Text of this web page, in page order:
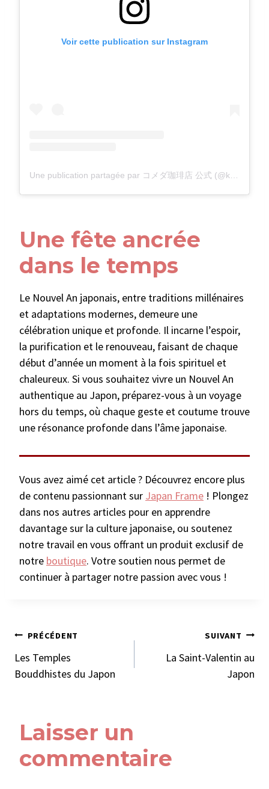
Voir cette publication sur Instagram
Une fête ancrée
dans le temps
Le Nouvel An japonais, entre traditions millénaires
et adaptations modernes, demeure une
célébration unique et profonde. Il incarne l’espoir,
la purification et le renouveau, faisant de chaque
début d’année un moment à la fois spirituel et
chaleureux. Si vous souhaitez vivre un Nouvel An
authentique au Japon, préparez-vous à un voyage
hors du temps, où chaque geste et coutume trouve
une résonance profonde dans l’âme japonaise.
Vous avez aimé cet article ? Découvrez encore plus
de contenu passionnant sur Japan Frame ! Plongez
dans nos autres articles pour en apprendre
davantage sur la culture japonaise, ou soutenez
notre travail en vous offrant un produit exclusif de
notre boutique. Votre soutien nous permet de
continuer à partager notre passion avec vous !
Navigation
de
PRÉCÉDENT
Les Temples
Bouddhistes du Japon
SUIVANT
La Saint-Valentin au
Japon
Laisser un
commentaire